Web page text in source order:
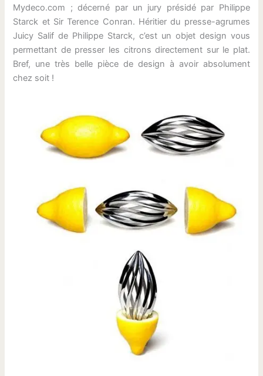
Mydeco.com ; décerné par un jury présidé par Philippe
Starck et Sir Terence Conran. Héritier du presse-agrumes
Juicy Salif de Philippe Starck, c’est un objet design vous
permettant de presser les citrons directement sur le plat.
Bref, une très belle pièce de design à avoir absolument
chez soit !